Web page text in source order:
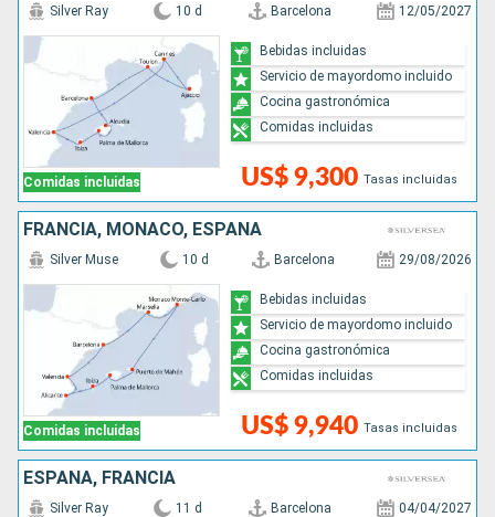
Comidas incluidas
Silver Ray 10 d Barcelona 12/05/2027
US$ 9,300 Tasas incluidas
Bebidas incluidas
Servicio de mayordomo incluido
Cocina gastronómica
Comidas incluidas
FRANCIA, MONACO, ESPAÑA
Comidas incluidas
Silver Muse 10 d Barcelona 29/08/2026
US$ 9,940 Tasas incluidas
Bebidas incluidas
Servicio de mayordomo incluido
Cocina gastronómica
Comidas incluidas
ESPAÑA, FRANCIA
Silver Ray 11 d Barcelona 04/04/2027